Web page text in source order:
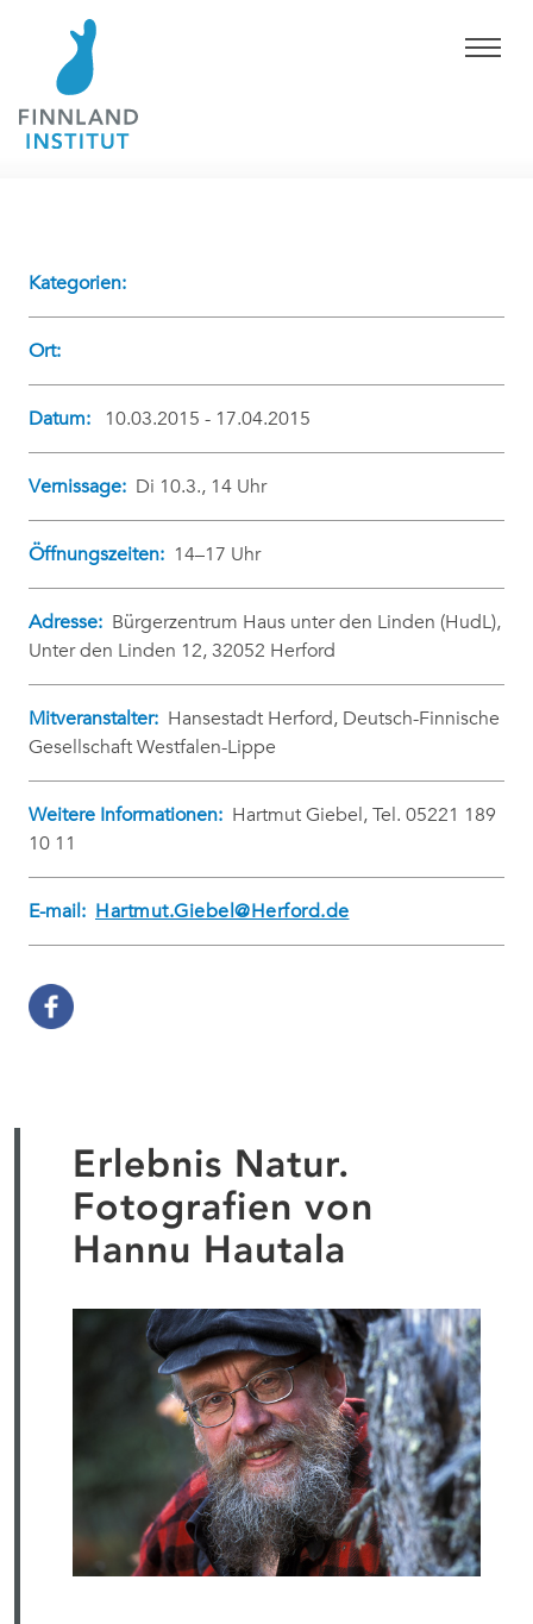
Kategorien:
Ort:
Datum: 10.03.2015 - 17.04.2015
Vernissage: Di 10.3., 14 Uhr
Öffnungszeiten: 14–17 Uhr
Adresse: Bürgerzentrum Haus unter den Linden (HudL),
Unter den Linden 12, 32052 Herford
Mitveranstalter: Hansestadt Herford, Deutsch-Finnische
Gesellschaft Westfalen-Lippe
Weitere Informationen: Hartmut Giebel, Tel. 05221 189
10 11
E-mail: Hartmut.Giebel@Herford.de
Erlebnis Natur.
Fotografien von
Hannu Hautala